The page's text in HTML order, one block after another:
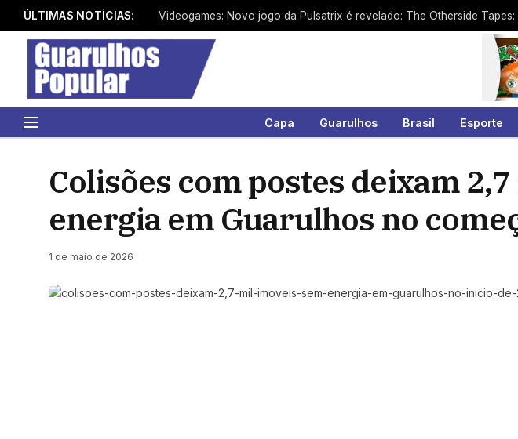
ÚLTIMAS NOTÍCIAS:
Capa Guarulhos Brasil Esporte
Colisões com postes deixam
energia em Guarulhos no
1 de maio de 2026